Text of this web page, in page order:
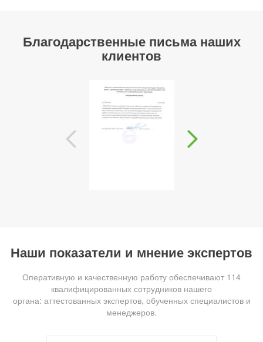
Благодарственные письма наших
клиентов
Наши показатели и мнение экспертов
Оперативную и качественную работу обеспечивают 114
квалифицированных сотрудников нашего
органа: аттестованных экспертов, обученных специалистов и
менеджеров.